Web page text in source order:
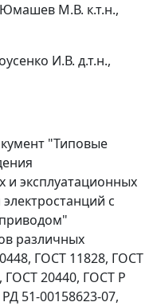
М.В. к.т.н.,
И.В. д.т.н.,
"Типовые
эксплуатационных
с
различных
ГОСТ 11828, ГОСТ
ГОСТ 20440, ГОСТ Р
51-00158623-07,